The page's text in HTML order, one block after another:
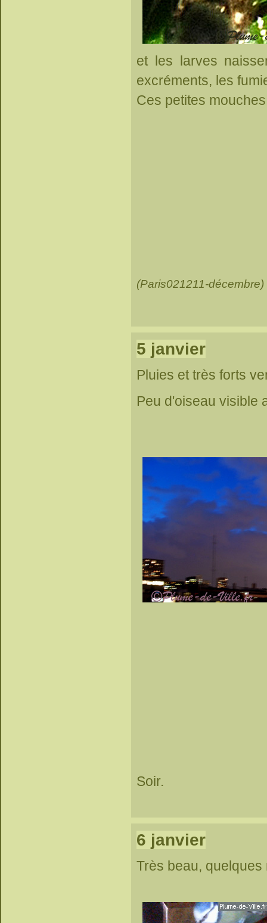
et les larves
excréments, les
Ces petites
(Paris021211-décembre)
5 janvier
Pluies et très forts
Peu d'oiseau visible
Soir.
6 janvier
Très beau, quelques